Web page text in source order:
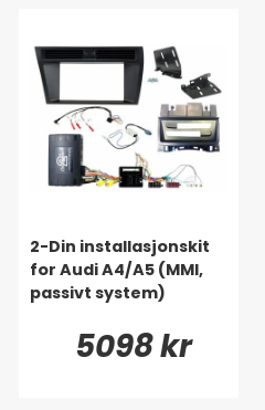
2-Din installasjonskit
for Audi A4/A5 (MMI,
passivt system)
5098 kr